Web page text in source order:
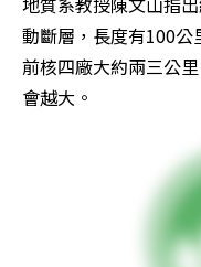
動斷層，長度有100公
前核四廠大約兩三公
會越大。